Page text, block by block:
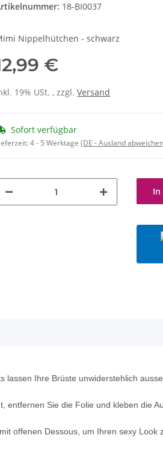
18-BI0037
Nippelhütchen - schwarz
€
19% USt. , zzgl.Versand
Sofort verfügbar
4 - 5 Werktage(DE - Ausland
In
lassen Ihre Brüste unwiderstehlich
entfernen Sie die Folie und kleben die
offenen Dessous, um Ihren sexy Look